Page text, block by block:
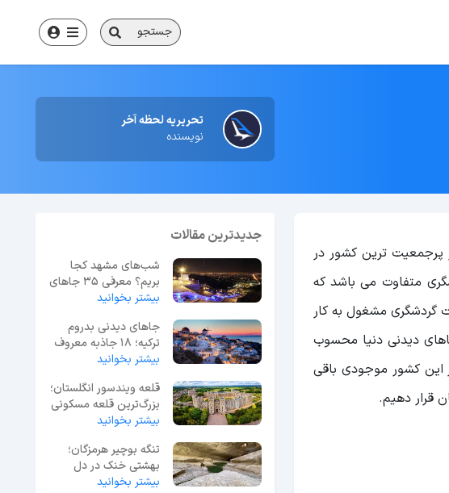
جستجو
تحریریه لحظه آخر
نویسنده
ترین کشور در
متفاوت می باشد که
درصد از نیروی کار مصر در صنعت گردشگری مشغول به کار
دیدنی دنیا محسوب
این کشور موجودی باقی
قرار دهیم.
جدیدترین مقالات
شب‌های مشهد کجا
بریم؟ معرفی 35 جاهای
دیدنی مشهد در شب
بیشتر بخوانید
جاهای دیدنی بدروم
ترکیه؛ 18 جاذبه معروف
+ عکس و آدرس
بیشتر بخوانید
قلعه ویندسور انگلستان؛
بزرگ‌ترین قلعه مسکونی
جهان
بیشتر بخوانید
تنگه بوچیر هرمزگان؛
بهشتی خنک در دل
گرمای جنوب ایران
بیشتر بخوانید